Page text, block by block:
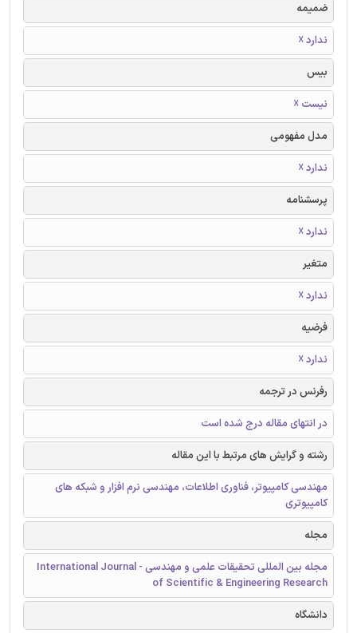
ضمیمه
ندارد ☓
بیس
نیست ☓
مدل مفهومی
ندارد ☓
پرسشنامه
ندارد ☓
متغیر
ندارد ☓
فرضیه
ندارد ☓
رفرنس در ترجمه
در انتهای مقاله درج شده است
رشته و گرایش های مرتبط با این مقاله
مهندسی کامپیوتر، فناوری اطلاعات، مهندسی نرم افزار و شبکه های
کامپیوتری
مجله
مجله بین المللی تحقیقات علمی و مهندسی - International Journal
of Scientific & Engineering Research
دانشگاه